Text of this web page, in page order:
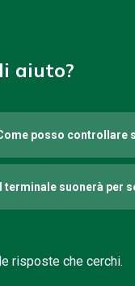
aiuto?
posso controllare
Il terminale suonerà per
risposte che cerchi.